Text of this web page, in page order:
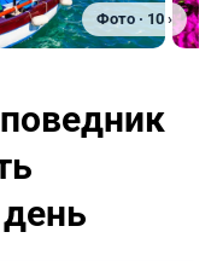
Фото · 10 ›